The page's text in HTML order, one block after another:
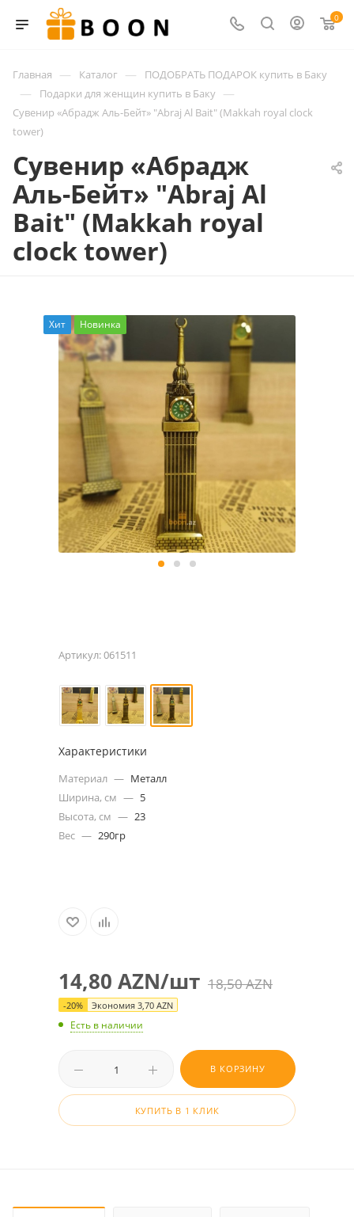
0
Главная — Каталог — ПОДОБРАТЬ ПОДАРОК купить в Баку
— Подарки для женщин купить в Баку —
Сувенир «Абрадж Аль-Бейт» "Abraj Al Bait" (Makkah royal clock
tower)
Сувенир «Абрадж
Аль-Бейт» "Abraj Al
Bait" (Makkah royal
clock tower)
Хит Новинка
Артикул:061511
Характеристики
Материал — Металл
Ширина, см — 5
Высота, см — 23
Вес — 290гр
14,80 AZN/шт 18,50AZN
-20% Экономия 3,70 AZN
Есть в наличии
В КОРЗИНУ
КУПИТЬ В 1 КЛИК